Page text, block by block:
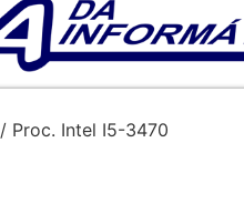
/ Proc. Intel I5-3470